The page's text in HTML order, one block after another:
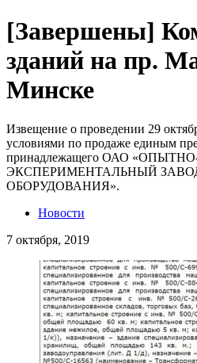
[Завершены]
зданий на пр.
Минске
Извещение о проведении 29
условиями по продаже единым
принадлежащего ОАО
ЭКСПЕРИМЕНТАЛЬНЫЙ
ОБОРУДОВАНИЯ».
Новости
7 октября, 2019